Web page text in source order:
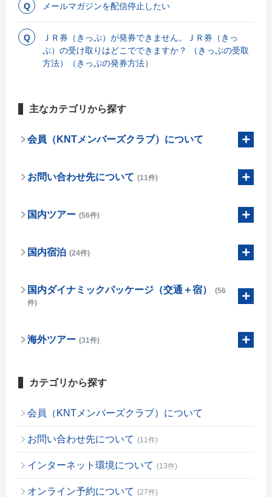
メールマガジンを配信停止したい
ＪＲ券（きっぷ）が発券できません。ＪＲ券（きっ
ぷ）の受け取りはどこでできますか？ （きっぷの受取
方法）（きっぷの発券方法）
主なカテゴリから探す
会員（KNTメンバーズクラブ）について
お問い合わせ先について (11件)
国内ツアー (56件)
国内宿泊 (24件)
国内ダイナミックパッケージ（交通＋宿）
(56
件)
海外ツアー (31件)
カテゴリから探す
会員（KNTメンバーズクラブ）について
お問い合わせ先について (11件)
インターネット環境について (13件)
オンライン予約について (27件)